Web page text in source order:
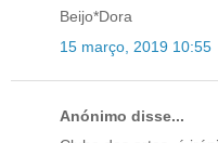
Beijo*Dora
15 março, 2019 10:55
Anónimo disse...